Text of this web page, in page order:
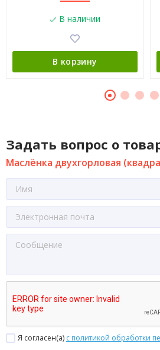
В наличии
В корзину
Задать вопрос о
Маслёнка двухгорловая
Я согласен(a) с политикой обработки